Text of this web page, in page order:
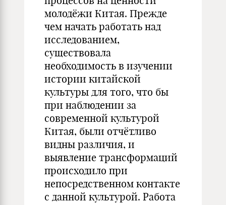
молодёжи Китая. Прежде
чем начать работать над
исследованием,
существовала
необходимость в изучении
истории китайской
культуры для того, что бы
при наблюдении за
современной культурой
Китая, были отчётливо
видны различия, и
выявление трансформаций
происходило при
непосредственном контакте
с данной культурой. Работа